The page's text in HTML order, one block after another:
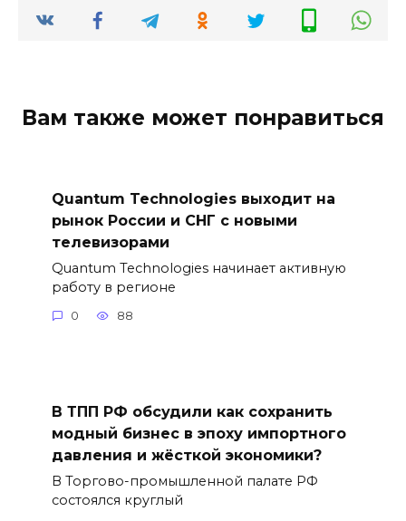
Вам также может понравиться
Quantum Technologies выходит на
рынок России и СНГ с новыми
телевизорами
Quantum Technologies начинает активную
работу в регионе
0 88
В ТПП РФ обсудили как сохранить
модный бизнес в эпоху импортного
давления и жёсткой экономики?
В Торгово-промышленной палате РФ
состоялся круглый